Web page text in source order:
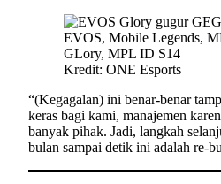
Kredit: ONE Esports
“(Kegagalan) ini benar-benar
keras bagi kami, manajemen
banyak pihak. Jadi, langkah
bulan sampai detik ini adalah re-